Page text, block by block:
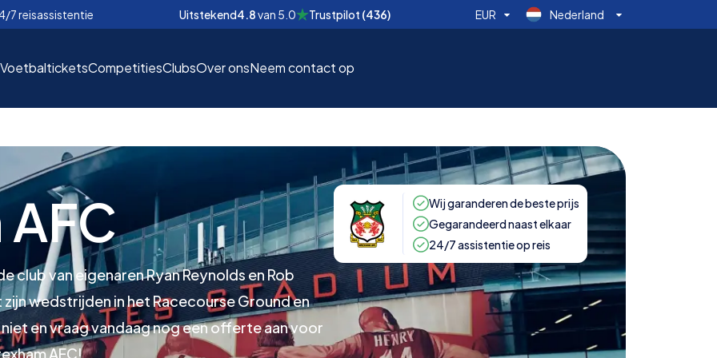
7 reisassistentie Uitstekend4.8van 5.0 Trustpilot (436) EUR
€
Nederland
VoetbalticketsCompetitiesClubsOver onsNeem contact op
club van eigenaren Ryan Reynolds en Rob
wedstrijden in het Racecourse Ground en
en vraag vandaag nog een offerte aan voor
AFC!
Wij garanderen de beste prijs
Gegarandeerd naast elkaar
24/7 assistentie op reis
€